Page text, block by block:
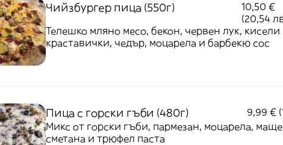
Чийзбургер пица (550г)
10,50 €
(20,54
Телешко мляно месо, бекон, червен лук, кисели
краставички, чедър, моцарела и барбекю сос
Пица с горски гъби (480г)
9,99 €
Микс от горски гъби, пармезан, моцарела,
сметана и трюфел паста